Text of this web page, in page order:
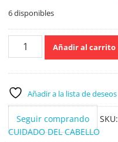
6 disponibles
TRESemme
Mascarilla
Hidratante
con
aceite
de
Añadir al carrito
Añadir a la lista de deseos
Seguir comprando SKU:
CUIDADO DEL CABELLO